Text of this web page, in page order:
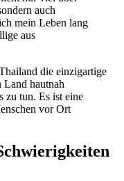
auch
mein Leben lang
aus
die einzigartige
hautnah
zu tun. Es ist eine
vor Ort